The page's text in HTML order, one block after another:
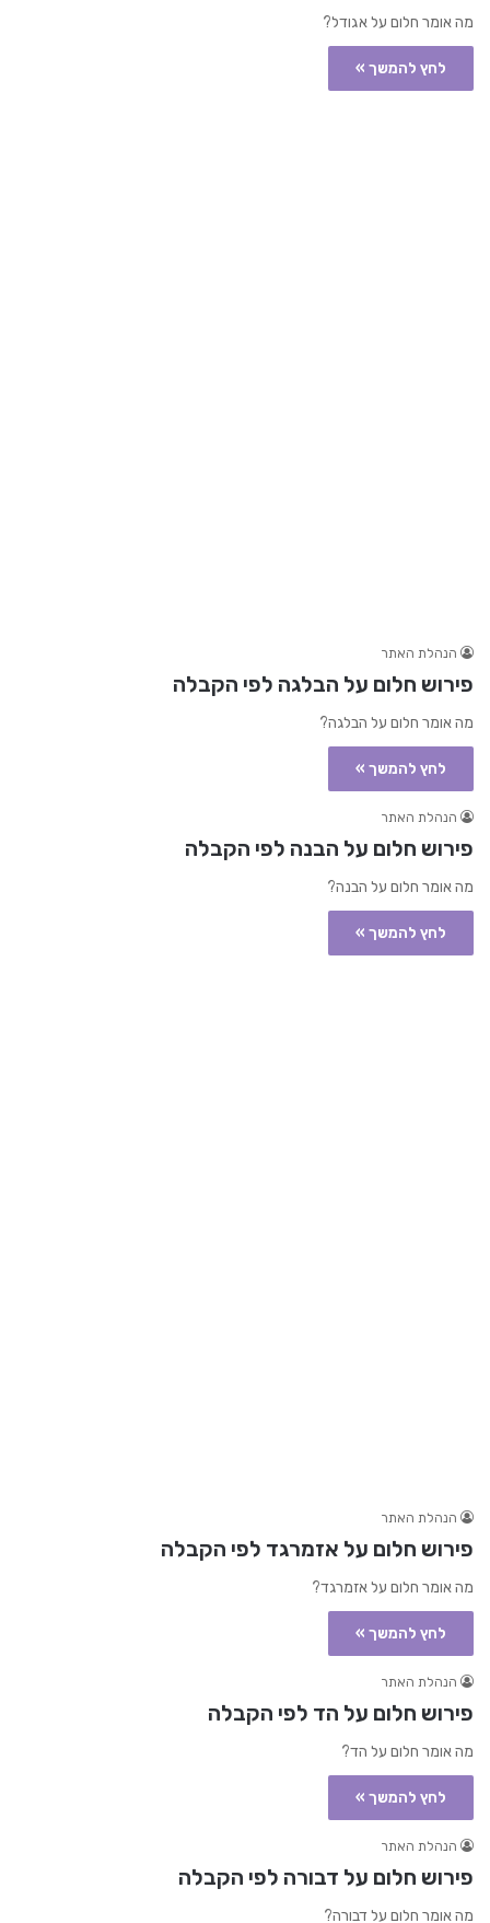
מה אומר חלום על אגודל?
לחץ להמשך »
הנהלת האתר
פירוש חלום על הבלגה לפי הקבלה
מה אומר חלום על הבלגה?
לחץ להמשך »
הנהלת האתר
פירוש חלום על הבנה לפי הקבלה
מה אומר חלום על הבנה?
לחץ להמשך »
הנהלת האתר
פירוש חלום על אזמרגד לפי הקבלה
מה אומר חלום על אזמרגד?
לחץ להמשך »
הנהלת האתר
פירוש חלום על הד לפי הקבלה
מה אומר חלום על הד?
לחץ להמשך »
הנהלת האתר
פירוש חלום על דבורה לפי הקבלה
מה אומר חלום על דבורה?